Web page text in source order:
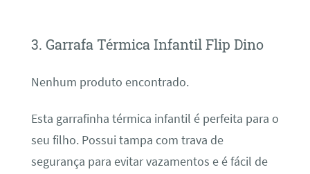
3. Garrafa Térmica Infantil Flip Dino
Nenhum produto encontrado.
Esta garrafinha térmica infantil é perfeita para o
seu filho. Possui tampa com trava de
segurança para evitar vazamentos e é fácil de